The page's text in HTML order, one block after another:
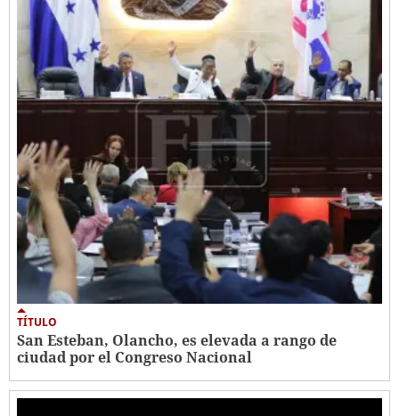
TÍTULO
San Esteban, Olancho, es elevada a rango de
ciudad por el Congreso Nacional